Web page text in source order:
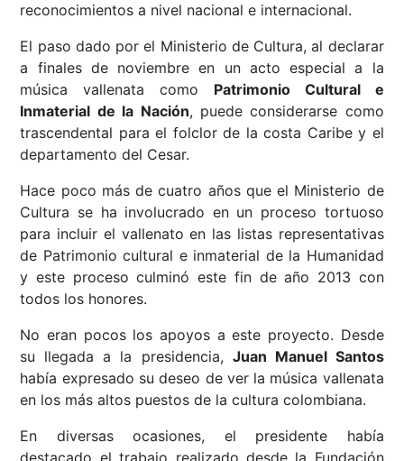
reconocimientos a nivel nacional e internacional.
El paso dado por el Ministerio de Cultura, al declarar
a finales de noviembre en un acto especial a la
música vallenata como Patrimonio Cultural e
Inmaterial de la Nación, puede considerarse como
trascendental para el folclor de la costa Caribe y el
departamento del Cesar.
Hace poco más de cuatro años que el Ministerio de
Cultura se ha involucrado en un proceso tortuoso
para incluir el vallenato en las listas representativas
de Patrimonio cultural e inmaterial de la Humanidad
y este proceso culminó este fin de año 2013 con
todos los honores.
No eran pocos los apoyos a este proyecto. Desde
su llegada a la presidencia, Juan Manuel Santos
había expresado su deseo de ver la música vallenata
en los más altos puestos de la cultura colombiana.
En diversas ocasiones, el presidente había
destacado el trabajo realizado desde la Fundación